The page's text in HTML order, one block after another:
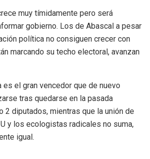
muy tímidamente pero será
gobierno. Los de Abascal a pesar
política no consiguen crecer con
marcando su techo electoral, avanzan
es el gran vencedor que de nuevo
tras quedarse en la pasada
2 diputados, mientras que la unión de
y los ecologistas radicales no suma,
igual.